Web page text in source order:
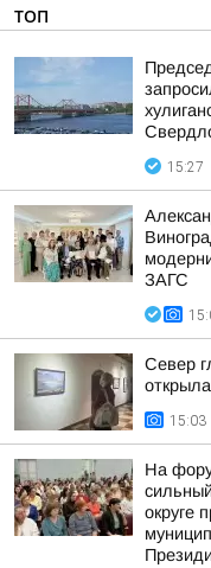
ТОП
15:27
ЗАГС
Север
15:03
На
округе